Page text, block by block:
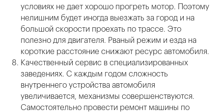
условиях не дает хорошо прогреть мотор. Поэтому
нелишним будет иногда выезжать за город и на
большой скорости проехать по трассе. Это
полезно для двигателя. Рваный режим и езда на
короткие расстояние снижают ресурс автомобиля.
Качественный сервис в специализированных
заведениях. С каждым годом сложность
внутреннего устройства автомобиля
увеличивается, механизмы совершенствуются.
Самостоятельно провести ремонт машины по